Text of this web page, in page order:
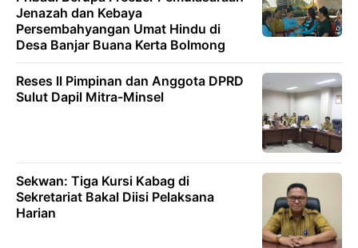
Jenazah dan Kebaya
Persembahyangan Umat Hindu di
Desa Banjar Buana Kerta Bolmong
Reses ll Pimpinan dan Anggota DPRD
Sulut Dapil Mitra-Minsel
Sekwan: Tiga Kursi Kabag di
Sekretariat Bakal Diisi Pelaksana
Harian